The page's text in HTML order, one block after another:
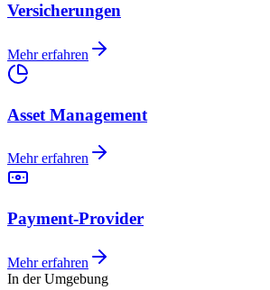
Versicherungen
Mehr erfahren
Asset Management
Mehr erfahren
Payment-Provider
Mehr erfahren
In der Umgebung